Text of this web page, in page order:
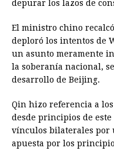
depurar los lazos de
El ministro chino
deploró los intentos de
un asunto meramente
la soberanía nacional,
desarrollo de Beijing.
Qin hizo referencia a
desde principios de
vínculos bilaterales por
apuesta por los